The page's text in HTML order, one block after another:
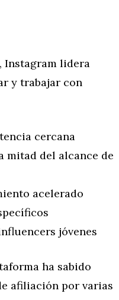
Instagram lidera
y trabajar con
cercana
mitad del alcance de
acelerado
jóvenes
ha sabido
afiliación por varias